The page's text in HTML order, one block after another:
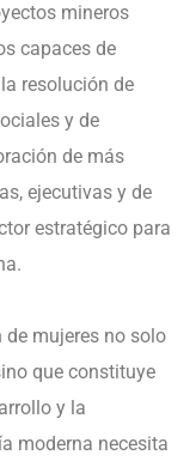
mineros
capaces de
resolución de
y de
de más
ejecutivas y de
estratégico para
mujeres no solo
que constituye
y la
moderna necesita